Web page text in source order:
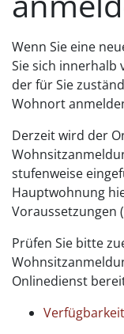
Wenn Sie eine
Sie sich innerhalb
der für Sie
Wohnort
Derzeit wird der
stufenweise
Hauptwohnung
Voraussetzungen
Prüfen Sie bitte
Onlinedienst